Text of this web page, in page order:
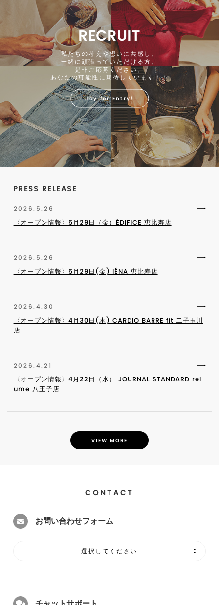
RECRUIT
私たちの考えや想いに共感し、
一緒に頑張っていただける方、
是非ご応募ください。
あなたの可能性に期待しています！！
Joy for Entry!
PRESS RELEASE
2026.5.26
〈オープン情報〉5月29日（金）ÉDIFICE 恵比寿店
2026.5.26
〈オープン情報〉5月29日(金) IÉNA 恵比寿店
2026.4.30
〈オープン情報〉4月30日(木) CARDIO BARRE fit 二子玉川
店
2026.4.21
〈オープン情報〉4月22日（水） JOURNAL STANDARD rel
ume 八王子店
VIEW MORE
CONTACT
お問い合わせフォーム
選択してください